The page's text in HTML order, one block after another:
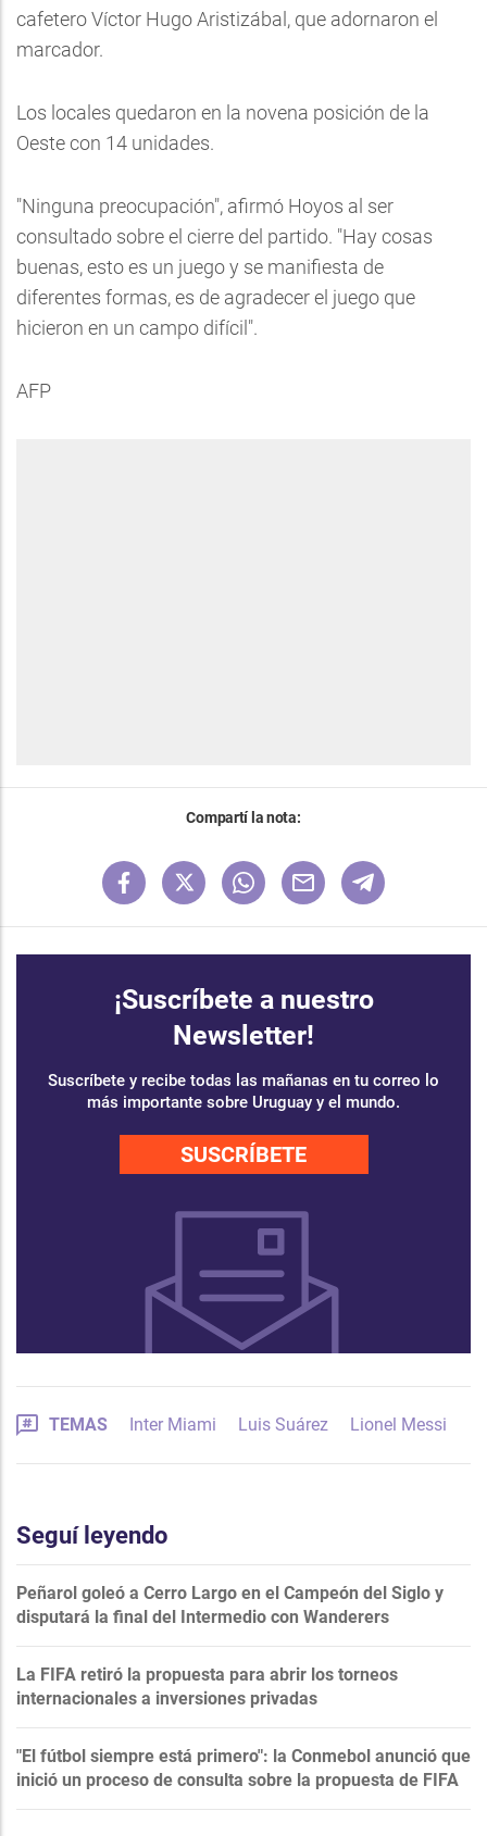
cafetero Víctor Hugo Aristizábal, que adornaron el
marcador.
Los locales quedaron en la novena posición de la
Oeste con 14 unidades.
"Ninguna preocupación", afirmó Hoyos al ser
consultado sobre el cierre del partido. "Hay cosas
buenas, esto es un juego y se manifiesta de
diferentes formas, es de agradecer el juego que
hicieron en un campo difícil".
AFP
Compartí la nota:
¡Suscríbete a nuestro
Newsletter!
Suscríbete y recibe todas las mañanas en tu correo lo
más importante sobre Uruguay y el mundo.
SUSCRÍBETE
TEMAS Inter Miami Luis Suárez Lionel Messi
Seguí leyendo
Peñarol goleó a Cerro Largo en el Campeón del Siglo y
disputará la final del Intermedio con Wanderers
La FIFA retiró la propuesta para abrir los torneos
internacionales a inversiones privadas
"El fútbol siempre está primero": la Conmebol anunció que
inició un proceso de consulta sobre la propuesta de FIFA